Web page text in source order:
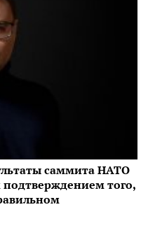
саммита НАТО
того,